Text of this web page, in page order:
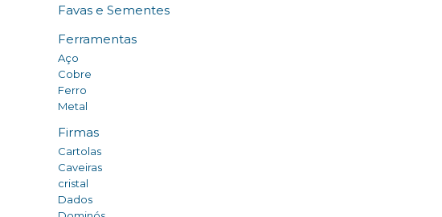
Favas e Sementes
Ferramentas
Aço
Cobre
Ferro
Metal
Firmas
Cartolas
Caveiras
cristal
Dados